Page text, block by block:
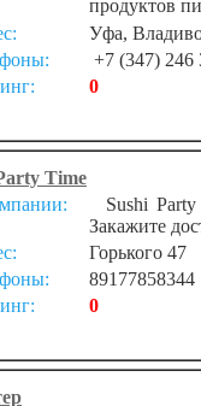
продуктов
Уфа,
+7 (347) 246
0
Time
Sushi Party
Закажите
Горького 47
89177858344
0